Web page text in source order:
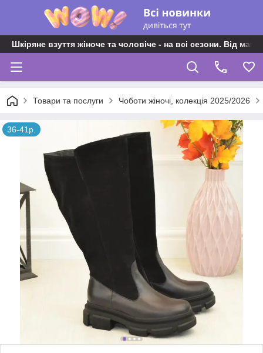
Шкіряне взуття жіноче та чоловіче - на всі сезони. Від
Товари та послуги Чоботи жіночі, колекція 2025/2026
36-41р.